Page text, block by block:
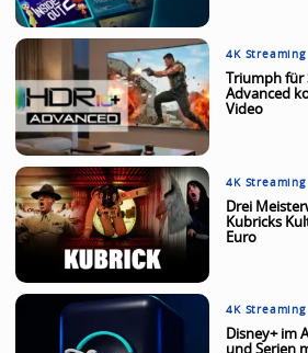
4K Streaming
Triumph für
Advanced
Video
4K Streaming
Drei
Kubricks
Euro
4K Streaming
Disney+ im
und Serien